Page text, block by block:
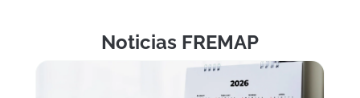
Noticias FREMAP